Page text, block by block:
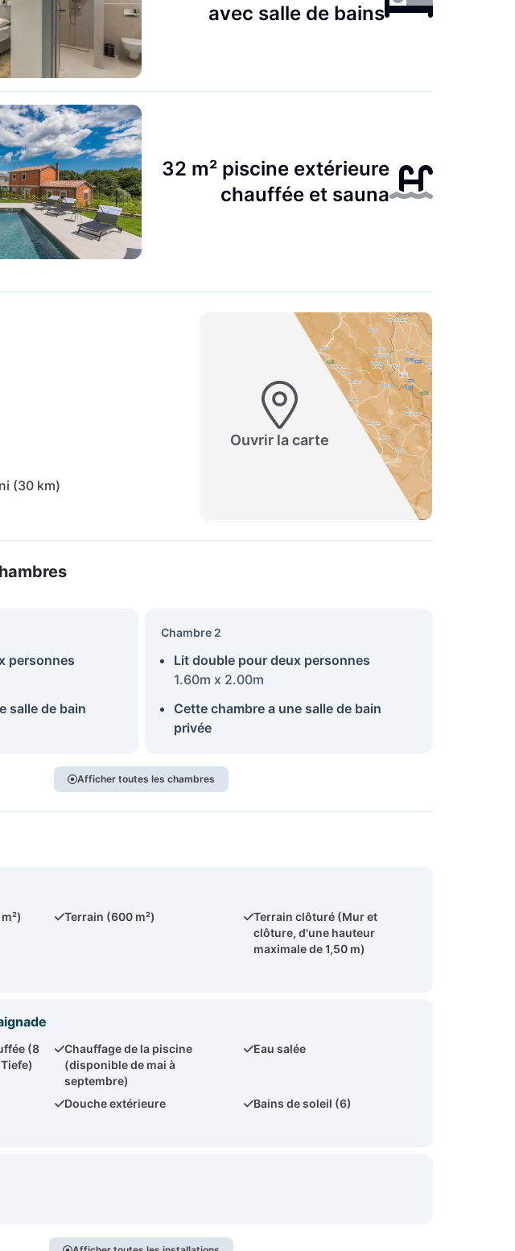
avec salle de bains
32 m² piscine extérieure
chauffée et sauna
(30 km)
Ouvrir la carte
personnes
salle de bain
Chambre 2
Lit double pour deux personnes
1.60m x 2.00m
Cette chambre a une salle de bain
privée
Afficher toutes les chambres
Terrain (600 m²)
Terrain clôturé (Mur et
clôture, d'une hauteur
maximale de 1,50 m)
(8
Chauffage de la piscine
(disponible de mai à
septembre)
Eau salée
Douche extérieure
Bains de soleil (6)